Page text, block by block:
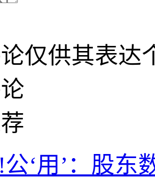
仅供其表达
‘用’：股东